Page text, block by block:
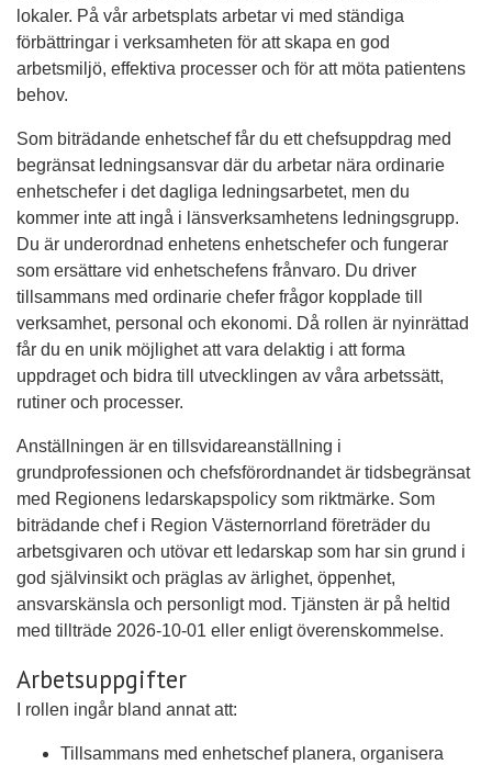
lokaler. På vår arbetsplats arbetar vi med ständiga
förbättringar i verksamheten för att skapa en god
arbetsmiljö, effektiva processer och för att möta patientens
behov.
Som biträdande enhetschef får du ett chefsuppdrag med
begränsat ledningsansvar där du arbetar nära ordinarie
enhetschefer i det dagliga ledningsarbetet, men du
kommer inte att ingå i länsverksamhetens ledningsgrupp.
Du är underordnad enhetens enhetschefer och fungerar
som ersättare vid enhetschefens frånvaro. Du driver
tillsammans med ordinarie chefer frågor kopplade till
verksamhet, personal och ekonomi. Då rollen är nyinrättad
får du en unik möjlighet att vara delaktig i att forma
uppdraget och bidra till utvecklingen av våra arbetssätt,
rutiner och processer.
Anställningen är en tillsvidareanställning i
grundprofessionen och chefsförordnandet är tidsbegränsat
med Regionens ledarskapspolicy som riktmärke. Som
biträdande chef i Region Västernorrland företräder du
arbetsgivaren och utövar ett ledarskap som har sin grund i
god självinsikt och präglas av ärlighet, öppenhet,
ansvarskänsla och personligt mod. Tjänsten är på heltid
med tillträde 2026-10-01 eller enligt överenskommelse.
Arbetsuppgifter
I rollen ingår bland annat att:
Tillsammans med enhetschef planera, organisera